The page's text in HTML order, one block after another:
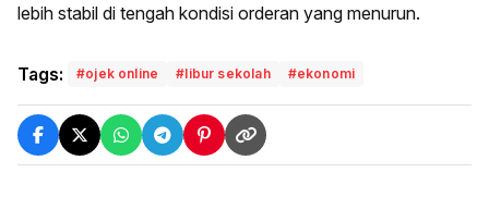
lebih stabil di tengah kondisi orderan yang menurun.
Tags: #ojek online #libur sekolah #ekonomi